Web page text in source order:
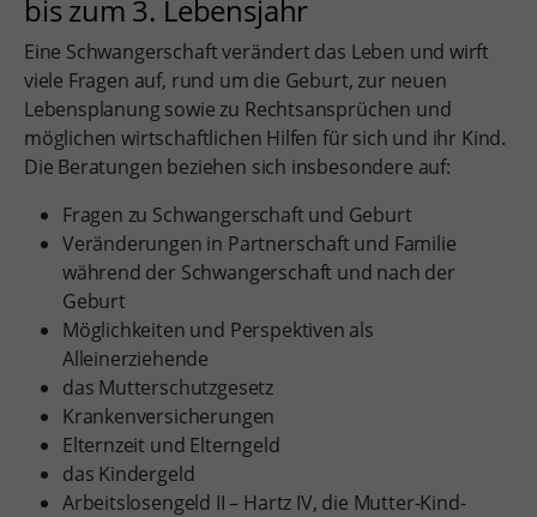
bis zum 3. Lebensjahr
Eine Schwangerschaft verändert das Leben und wirft
viele Fragen auf, rund um die Geburt, zur neuen
Lebensplanung sowie zu Rechtsansprüchen und
möglichen wirtschaftlichen Hilfen für sich und ihr Kind.
Die Beratungen beziehen sich insbesondere auf:
Fragen zu Schwangerschaft und Geburt
Veränderungen in Partnerschaft und Familie
während der Schwangerschaft und nach der
Geburt
Möglichkeiten und Perspektiven als
Alleinerziehende
das Mutterschutzgesetz
Krankenversicherungen
Elternzeit und Elterngeld
das Kindergeld
Arbeitslosengeld II – Hartz IV, die Mutter-Kind-